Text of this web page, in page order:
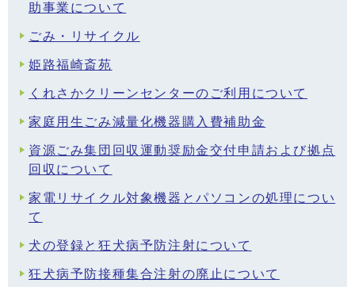
助事業について
ごみ・リサイクル
姫路福崎斎苑
くれさかクリーンセンターのご利用について
家庭用生ごみ減量化機器購入費補助金
資源ごみ集団回収運動奨励金交付申請および拠点
回収について
家電リサイクル対象機器とパソコンの処理につい
て
犬の登録と狂犬病予防注射について
狂犬病予防接種集合注射の廃止について